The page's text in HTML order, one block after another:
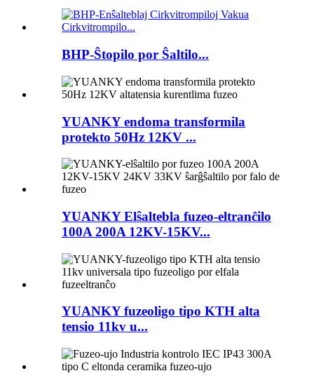
BHP-Ŝtopilo por Ŝaltilo...
YUANKY endoma transformila
protekto 50Hz 12KV ...
YUANKY Elŝaltebla fuzeo-eltranĉilo
100A 200A 12KV-15KV...
YUANKY fuzeoligo tipo KTH alta
tensio 11kv u...